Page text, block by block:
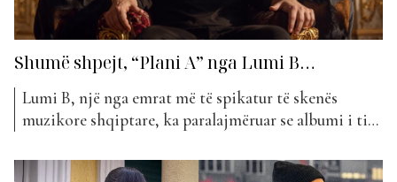
Shumë shpejt, “Plani A” nga Lumi B…
Lumi B, një nga emrat më të spikatur të skenës
muzikore shqiptare, ka paralajmëruar se albumi i tij i
Reperi ka publikuar foton zyrtare të projektit, një